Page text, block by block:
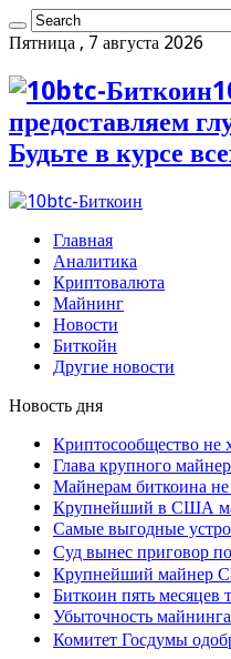
Пятница , 7 августа 2026
предоставляем
Будьте в курсе
Главная
Аналитика
Криптовалюта
Майнинг
Новости
Биткойн
Другие новости
Новость дня
Криптосообщество не
Глава крупного
Майнерам биткоина
Крупнейший в США
Самые выгодные
Суд вынес приговор
Крупнейший майнер
Биткоин пять месяцев
Убыточность
Комитет Госдумы